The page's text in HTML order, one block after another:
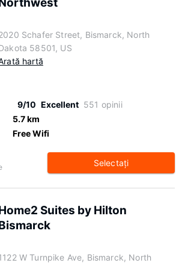
Schafer Street, Bismarck, North
58501, US
hartă
9/10 Excellent 551 opinii
5.7 km
Free Wifi
Selectaţi
Suites by Hilton
W Turnpike Ave, Bismarck, North